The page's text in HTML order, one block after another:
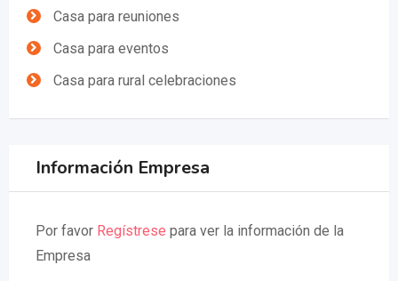
Casa para reuniones
Casa para eventos
Casa para rural celebraciones
Información Empresa
Por favor Regístrese para ver la información de la
Empresa